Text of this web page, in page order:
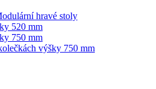
hravé stoly
520 mm
750 mm
výšky 750 mm